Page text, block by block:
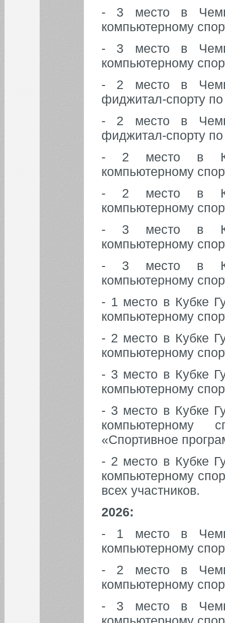
- 3 место в
компьютерному
- 3 место в
компьютерному
- 2 место в
фиджитал-спорту
- 2 место в
фиджитал-спорту
- 2 место в
компьютерному
- 2 место в
компьютерному
- 3 место в
компьютерному
- 3 место в
компьютерному
- 1 место в Кубке
компьютерному
- 2 место в Кубке
компьютерному
- 3 место в Кубке
компьютерному
- 3 место в Кубке
компьютерному
«Спортивное
- 2 место в Кубке
компьютерному
всех участников.
2026:
- 1 место в
компьютерному
- 2 место в
компьютерному
- 3 место в